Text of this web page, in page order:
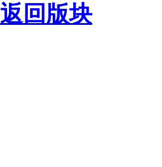
返回版块